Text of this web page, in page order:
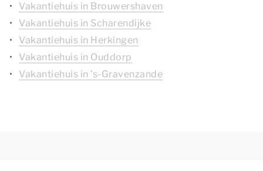
Vakantiehuis in Brouwershaven
Vakantiehuis in Scharendijke
Vakantiehuis in Herkingen
Vakantiehuis in Ouddorp
Vakantiehuis in 's-Gravenzande